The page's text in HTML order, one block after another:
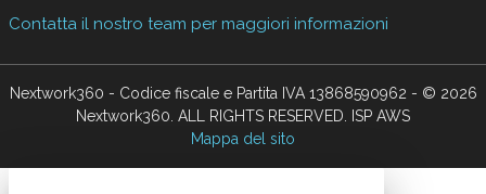
Contatta il nostro team per maggiori informazioni
Nextwork360 - Codice fiscale e Partita IVA 13868590962 - © 2026
Nextwork360. ALL RIGHTS RESERVED. ISP AWS
Mappa del sito